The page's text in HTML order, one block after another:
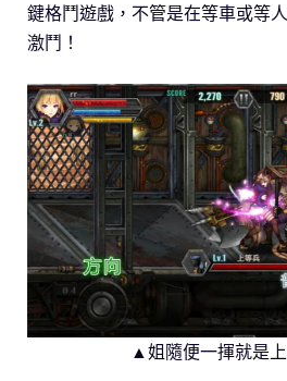
鍵格鬥遊戲，不管是在等車或等
激鬥！
▲姐隨便一揮就是